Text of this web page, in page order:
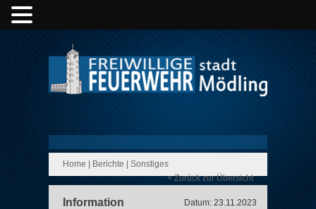
Home Berichte
Sonstiges
< Zurück zur Übersicht
Information Datum: 23.11.2023